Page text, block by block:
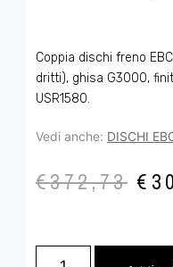
Coppia dischi freno
dritti), ghisa G3000,
USR1580.
Vedi anche: DISCHI
€372,73 €